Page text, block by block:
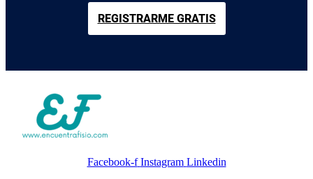
REGISTRARME GRATIS
Facebook-f Instagram Linkedin